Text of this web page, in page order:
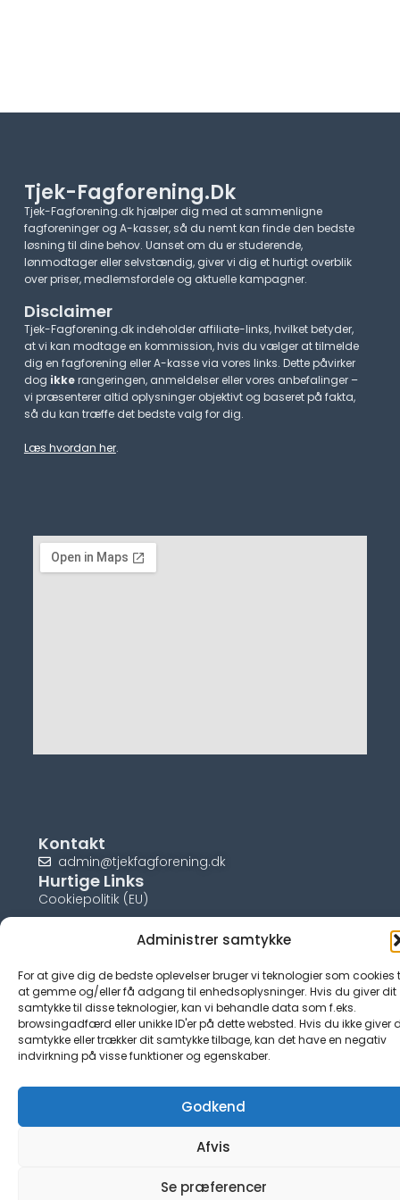
Administrer samtykke
For at give dig de bedste oplevelser bruger vi teknologier som cookies
at gemme og/eller få adgang til enhedsoplysninger. Hvis du giver dit
samtykke til disse teknologier, kan vi behandle data som f.eks.
browsingadfærd eller unikke ID'er på dette websted. Hvis du ikke giver
samtykke eller trækker dit samtykke tilbage, kan det have en negativ
indvirkning på visse funktioner og egenskaber.
Godkend
Afvis
Se præferencer
Tjek-Fagforening.dk
Tjek-Fagforening.dk hjælper dig med at sammenligne
fagforeninger og A-kasser, så du nemt kan finde den bedste
løsning til dine behov. Uanset om du er studerende,
lønmodtager eller selvstændig, giver vi dig et hurtigt overblik
over priser, medlemsfordele og aktuelle kampagner.​
Disclaimer
Tjek-Fagforening.dk indeholder affiliate-links, hvilket betyder,
at vi kan modtage en kommission, hvis du vælger at tilmelde
dig en fagforening eller A-kasse via vores links. Dette påvirker
dog ikkerangeringen, anmeldelser eller vores anbefalinger –
vi præsenterer altid oplysninger objektivt og baseret på fakta,
så du kan træffe det bedste valg for dig.
Læs hvordan her.
Kontakt
admin@tjekfagforening.dk
Hurtige Links
Cookiepolitik (EU)
© tjek-fagforening.dk